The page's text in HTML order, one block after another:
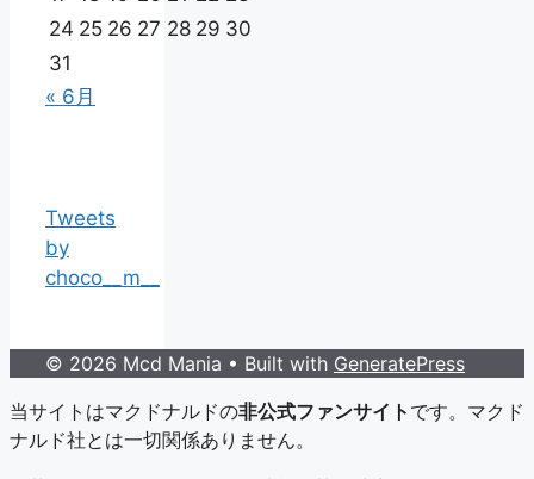
24 25 26 27 28 29 30
31
« 6月
Tweets
by
choco__m__
© 2026 Mcd Mania • Built with GeneratePress
当サイトはマクドナルドの非公式ファンサイト です。マクド
ナルド社とは一切関係ありません。